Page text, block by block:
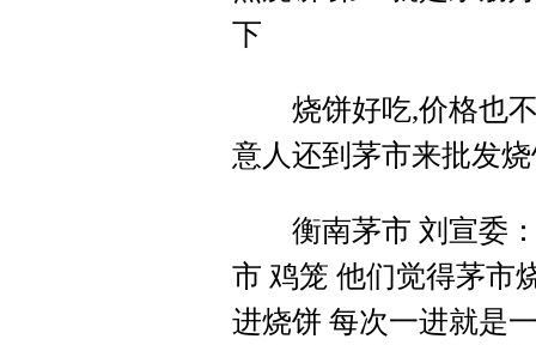
下
烧饼好吃,价格也不
意人还到茅市来批发
衡南茅市 刘宣委：
市 鸡笼 他们觉得茅市
进烧饼 每次一进就是